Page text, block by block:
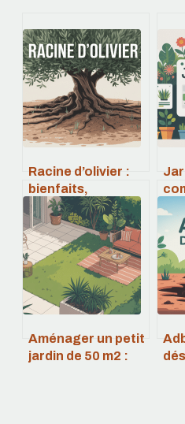
Racine d’olivier :
bienfaits,
utilisations et
précautions
essentielles
de
Aménager un petit
jardin de 50 m2 :